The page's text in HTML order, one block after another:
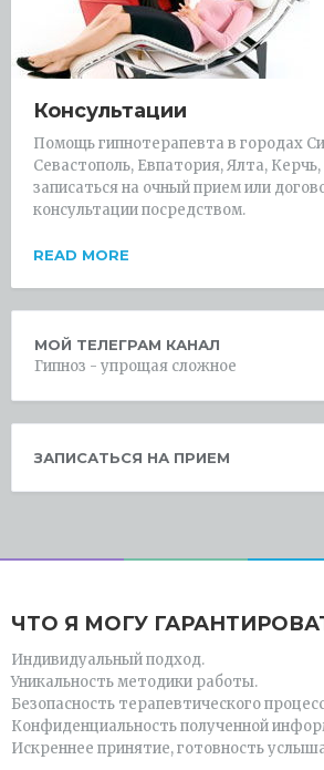
Консультации
Помощь гипнотерапевта в городах
Севастополь, Евпатория, Ялта,
записаться на очный прием или
консультации посредством.
READ MORE
МОЙ ТЕЛЕГРАМ КАНАЛ
Гипноз - упрощая сложное
ЗАПИСАТЬСЯ НА ПРИЕМ
ЧТО Я МОГУ
Индивидуальный подход.
Уникальность методики работы.
Безопасность терапевтического
Конфиденциальность полученной
Искреннее принятие, готовность